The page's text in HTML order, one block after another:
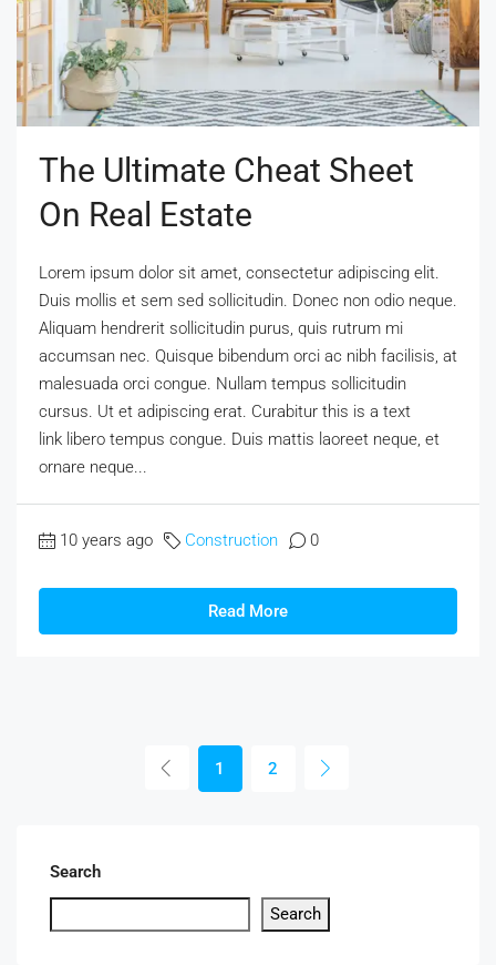
The Ultimate Cheat Sheet
On Real Estate
Lorem ipsum dolor sit amet, consectetur adipiscing elit.
Duis mollis et sem sed sollicitudin. Donec non odio neque.
Aliquam hendrerit sollicitudin purus, quis rutrum mi
accumsan nec. Quisque bibendum orci ac nibh facilisis, at
malesuada orci congue. Nullam tempus sollicitudin
cursus. Ut et adipiscing erat. Curabitur this is a text
link libero tempus congue. Duis mattis laoreet neque, et
ornare neque...
10 years ago Construction 0
Read More
1 2
Search
Search